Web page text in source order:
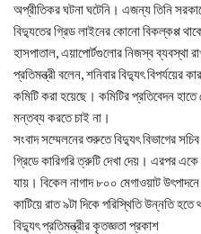
অপ্রীতিকর ঘটনা ঘটেনি। এজন্য তিনি
বিদ্যুতের গ্রিড লাইনের কোনো বিকল্কপ্প
হাসপাতাল, এয়াপোর্টগুলোর নিজস্ব ব্যবস্থা
প্রতিমন্ত্রী বলেন, শনিবার বিদ্যুৎ
কমিটি করা হয়েছে। কমিটির প্রতিবেদন
মন্তব্য করতে চাই না।
সংবাদ সম্মেলনের শুরুতে বিদ্যুৎ বিভাগের
গ্রিডে কারিগরি ত্রুটি দেখা দেয়। এরপর
যায়। বিকেল নাগাদ ৮০০ মেগাওয়াট
কাটিয়ে রাত ৯টা দিকে পরিস্থিতি উন্নতি হতে
বিদ্যুৎ প্রতিমন্ত্রীর কৃতজ্ঞতা প্রকাশ